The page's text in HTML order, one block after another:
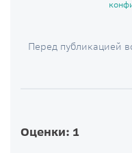
Перед публикацией
Оценки: 1